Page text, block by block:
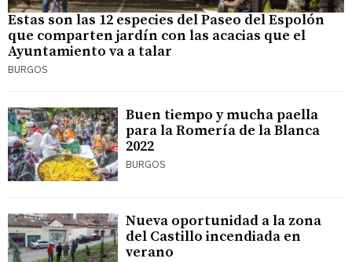
Estas son las 12 especies del Paseo del Espolón
que comparten jardín con las acacias que el
Ayuntamiento va a talar
BURGOS
Buen tiempo y mucha paella
para la Romería de la Blanca
2022
BURGOS
Nueva oportunidad a la zona
del Castillo incendiada en
verano